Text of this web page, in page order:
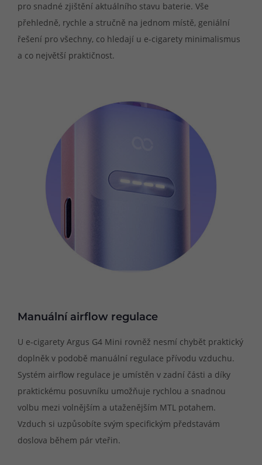
pro snadné zjištění aktuálního stavu baterie. Vše
přehledně, rychle a stručně na jednom místě, geniální
řešení pro všechny, co hledají u e-cigarety minimalismus
a co největší praktičnost.
Manuální airflow regulace
U e-cigarety Argus G4 Mini rovněž nesmí chybět praktický
doplněk v podobě manuální regulace přívodu vzduchu.
Systém airflow regulace je umístěn v zadní části a díky
praktickému posuvníku umožňuje rychlou a snadnou
volbu mezi volnějším a utaženějším MTL potahem.
Vzduch si uzpůsobíte svým specifickým představám
doslova během pár vteřin.